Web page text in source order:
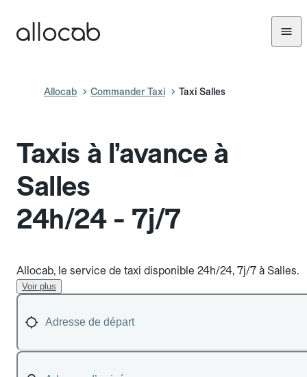
Allocab Commander Taxi Taxi Salles
Taxis à l’avance à
Salles
24h/24 - 7j/7
Allocab, le service de taxi disponible 24h/24, 7j/7 à Salles.
Voir plus